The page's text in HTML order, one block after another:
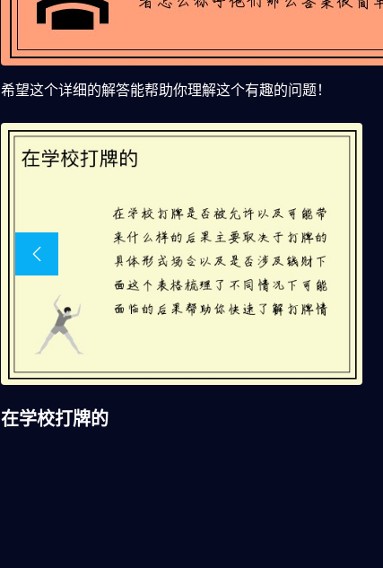
希望这个详细的解答能帮助你理解这个有趣的问题！
在学校打牌的